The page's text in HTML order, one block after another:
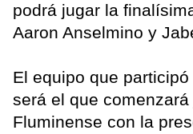
podrá jugar la
Aaron Anselmino y
El equipo que
será el que
Fluminense con la